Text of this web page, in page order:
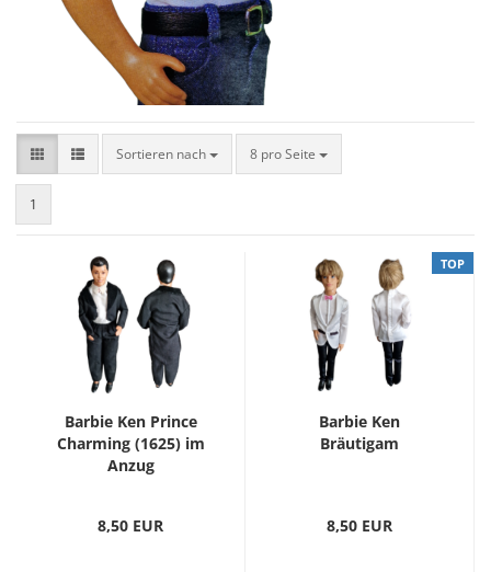
Sortieren nach 8 pro Seite
1
Barbie Ken Prince
Charming (1625) im
Anzug
8,50 EUR
TOP
Barbie Ken
Bräutigam
8,50 EUR